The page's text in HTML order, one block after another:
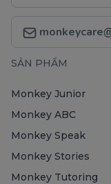
SẢN PHẨM
Monkey Junior
Monkey ABC
Monkey Speak
Monkey Stories
Monkey Tutoring